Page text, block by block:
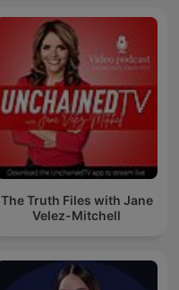
The Truth Files with Jane
Velez-Mitchell